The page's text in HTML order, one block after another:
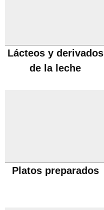
Lácteos y derivados
de la leche
Platos preparados